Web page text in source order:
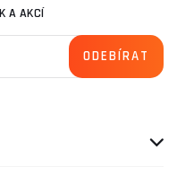
A AKCÍ